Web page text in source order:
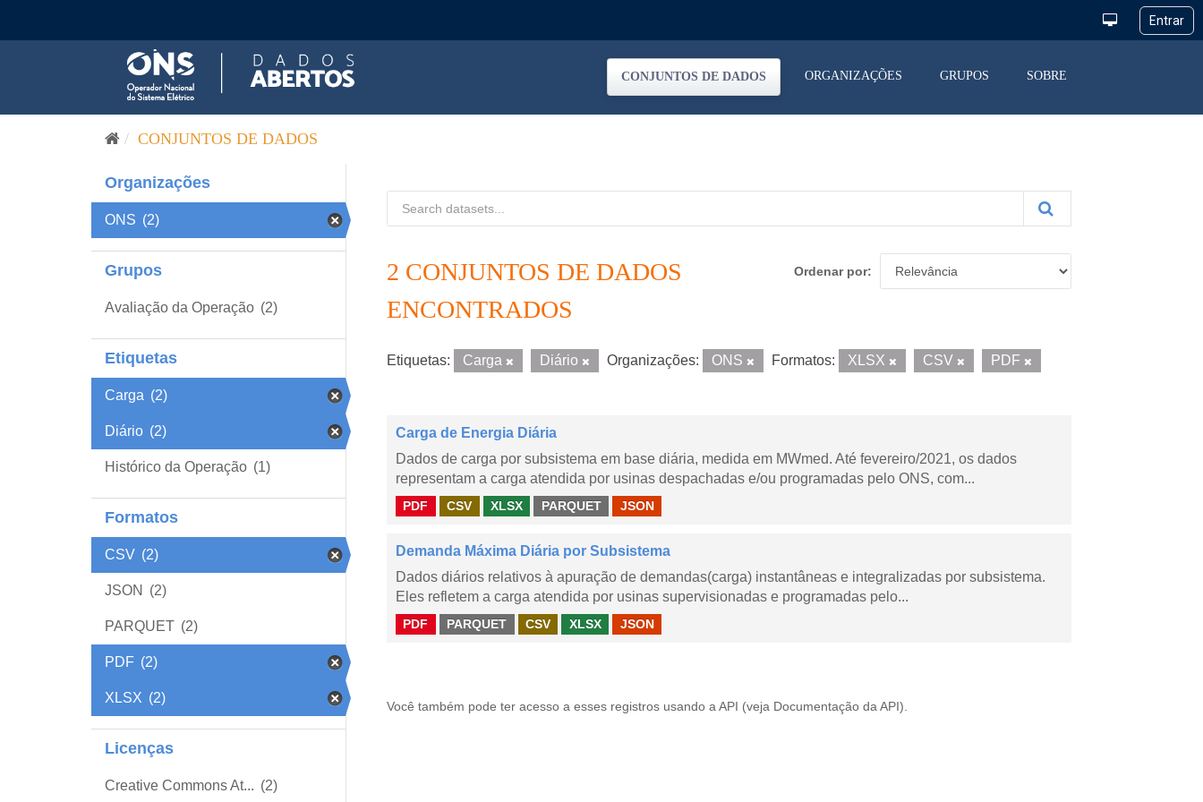
CONJUNTOS DE DADOS ORGANIZAÇÕES GRUPOS SOBRE
CONJUNTOS DE DADOS
Organizações
ONS (2)
Grupos
Avaliação da Operação (2)
Etiquetas
Carga (2)
Diário (2)
Histórico da Operação (1)
Formatos
CSV (2)
JSON (2)
PARQUET (2)
PDF (2)
XLSX (2)
Licenças
Creative Commons At... (2)
Ordenar por
2 CONJUNTOS DE DADOS
ENCONTRADOS
Etiquetas: Carga Diário Organizações: ONS Formatos: XLSX CSV PDF
Carga de Energia Diária
Dados de carga por subsistema em base diária, medida em MWmed. Até fevereiro/2021, os dados
representam a carga atendida por usinas despachadas e/ou programadas pelo ONS, com...
PDF CSV XLSX PARQUET JSON
Demanda Máxima Diária por Subsistema
Dados diários relativos à apuração de demandas(carga) instantâneas e integralizadas por subsistema.
Eles refletem a carga atendida por usinas supervisionadas e programadas pelo...
PDF PARQUET CSV XLSX JSON
Você também pode ter acesso a esses registros usando a API (veja Documentação da API ).